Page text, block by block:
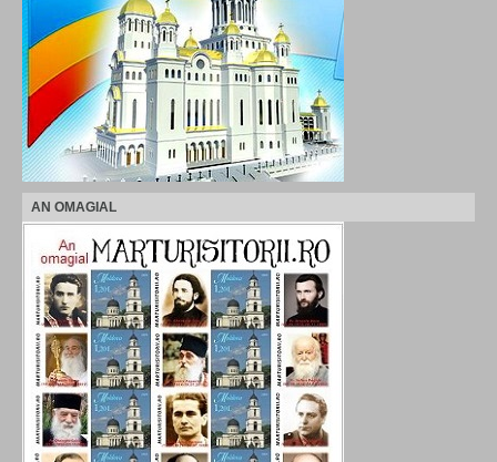
AN OMAGIAL